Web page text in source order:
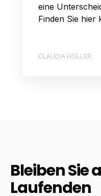
eine
Finden Sie hier
CLAUDIA HÖLLER
Bleiben Sie
Laufenden